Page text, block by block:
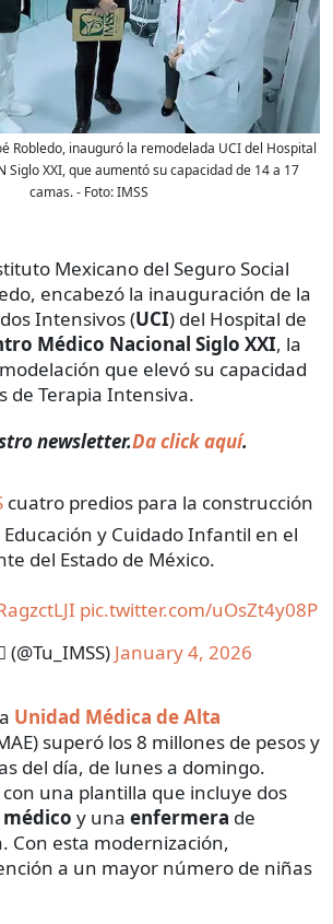
Robledo, inauguró la remodelada UCI del Hospital
Siglo XXI, que aumentó su capacidad de 14 a 17
camas.- Foto:IMSS
Mexicano del Seguro Social
encabezó la inauguración de la
Intensivos (UCI) del Hospital de
Médico Nacional Siglo XXI, la
que elevó su capacidad
de Terapia Intensiva.
newsletter.Da click aquí.
cuatro predios para la construcción
y Cuidado Infantil en el
del Estado de México.
pic.twitter.com/uOsZt4y08P
January 4, 2026
Unidad Médica de Alta
superó los 8 millones de pesos y
del día, de lunes a domingo.
una plantilla que incluye dos
médico y una enfermera de
Con esta modernización,
a un mayor número de niñas